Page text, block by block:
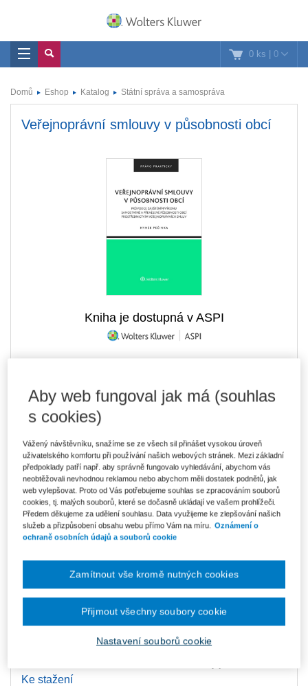
0 ks | 0
Domů Eshop Katalog Státní správa a samospráva
Veřejnoprávní smlouvy v působnosti obcí
Kniha je dostupná v ASPI
Ušetříte 64 Kč
Skladem- expedice do 2 pracovních dnů
V prodeji - ihned k dispozici
Co je Smarteca?
Kde najdu soubory e-knih?
521 Kč
Ušetříte 273 Kč
Balíček - Tištěná kniha + E-kniha
Smarteca + soubory ke stažení
Skladem- expedice do 2 pracovních dnů
ks Vložit do košíku
Ke stažení
Aby web fungoval jak má (souhlas
s cookies)
Vážený návštěvníku, snažíme se ze všech sil přinášet vysokou úroveň
uživatelského komfortu při používání našich webových stránek. Mezi základní
předpoklady patří např. aby správně fungovalo vyhledávání, abychom vás
neobtěžovali nevhodnou reklamou nebo abychom měli dostatek podnětů, jak
web vylepšovat. Proto od Vás potřebujeme souhlas se zpracováním souborů
cookies, tj. malých souborů, které se dočasně ukládají ve vašem prohlížeči.
Předem děkujeme za udělení souhlasu. Data využijeme ke zlepšování našich
služeb a přizpůsobení obsahu webu přímo Vám na míru.
Oznámení o
ochraně osobních údajů a souborů cookie
Nastavení souborů cookie
Zamítnout vše kromě nutných cookies
Přijmout všechny soubory cookie